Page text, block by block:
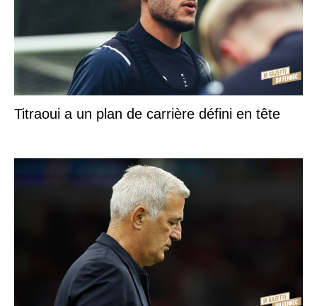
Titraoui a un plan de carrière défini en tête